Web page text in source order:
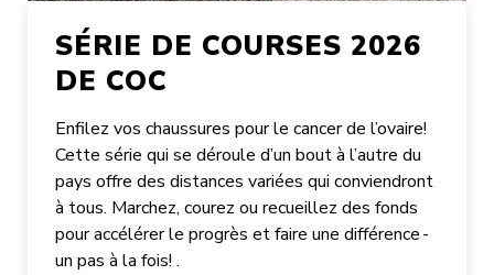
SÉRIE DE COURSES 2026
DE COC
Enfilez vos chaussures pour le cancer de l’ovaire!
Cette série qui se déroule d’un bout à l’autre du
pays offre des distances variées qui conviendront
à tous. Marchez, courez ou recueillez des fonds
pour accélérer le progrès et faire une différence -
un pas à la fois! .